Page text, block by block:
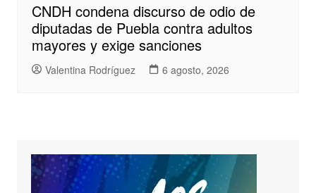
CNDH condena discurso de odio de
diputadas de Puebla contra adultos
mayores y exige sanciones
Valentina Rodríguez 6 agosto, 2026